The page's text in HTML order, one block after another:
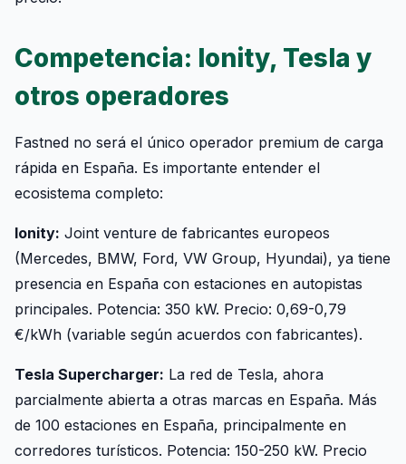
Competencia: Ionity, Tesla y
otros operadores
Fastned no será el único operador premium de carga
rápida en España. Es importante entender el
ecosistema completo:
Ionity: Joint venture de fabricantes europeos
(Mercedes, BMW, Ford, VW Group, Hyundai), ya tiene
presencia en España con estaciones en autopistas
principales. Potencia: 350 kW. Precio: 0,69-0,79
€/kWh (variable según acuerdos con fabricantes).
Tesla Supercharger: La red de Tesla, ahora
parcialmente abierta a otras marcas en España. Más
de 100 estaciones en España, principalmente en
corredores turísticos. Potencia: 150-250 kW. Precio